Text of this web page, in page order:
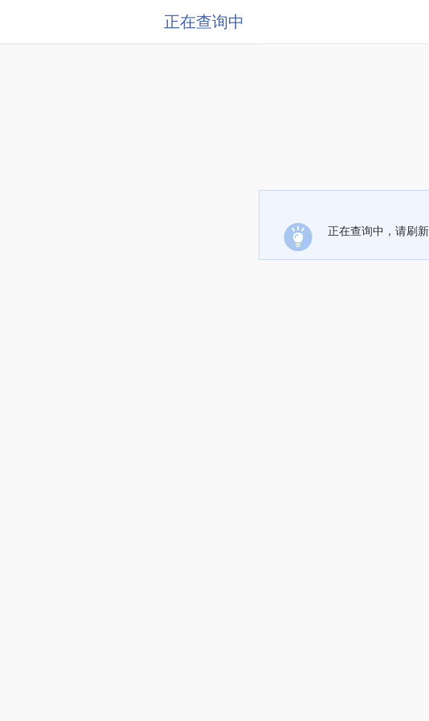
正在查询中
正在查询中，请刷